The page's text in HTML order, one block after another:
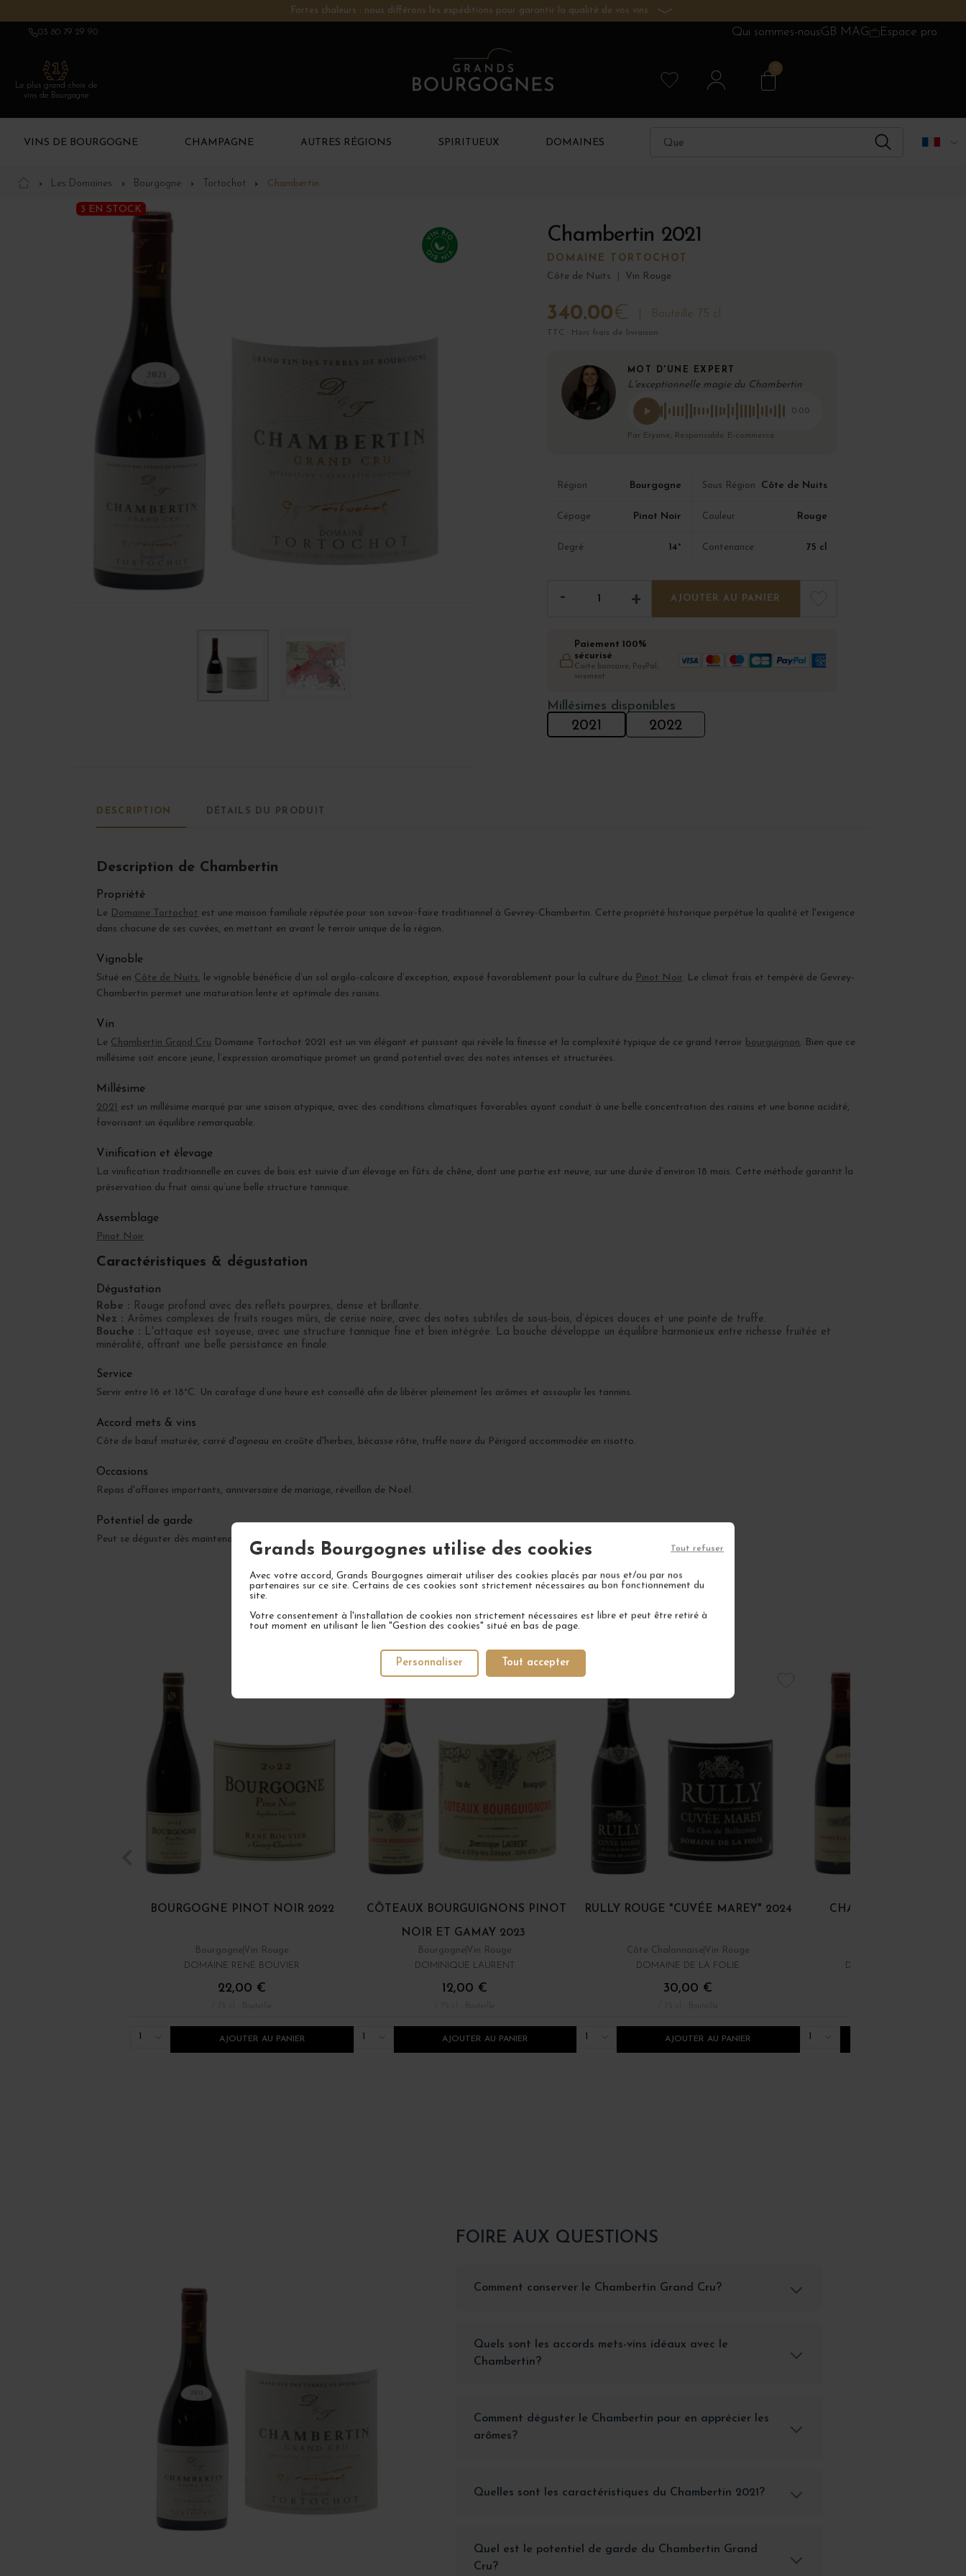
Grands Bourgognes utilise des cookies
Avec votre accord, Grands Bourgognes aimerait utiliser des cookies placés par nous et/ou par nos
partenaires sur ce site. Certains de ces cookies sont strictement nécessaires au bon fonctionnement du
site.
Votre consentement à l'installation de cookies non strictement nécessaires est libre et peut être retiré à
tout moment en utilisant le lien "Gestion des cookies" situé en bas de page.
Tout accepter
Tout refuser
Personnaliser
Fortes chaleurs : nous différons les expéditions pour garantir la qualité de vos vins.
03 80 79 29 90 Qui sommes-nousGB MAG Espace pro
Le plus grand choix de
vins de Bourgogne
0
VINS DE BOURGOGNE CHAMPAGNE AUTRES RÉGIONS SPIRITUEUX DOMAINES
Les Domaines Bourgogne Tortochot Chambertin
3 EN STOCK
Chambertin 2021
DOMAINE TORTOCHOT
Côte de Nuits
Vin Rouge
340.00€ Bouteille 75 cl
TTC · Hors frais de livraison
MOT D'UNE EXPERT
L'exceptionnelle magie du Chambertin
0:00
Par Eryane, Responsable E-commerce
Région Bourgogne Sous Région Côte de Nuits
Cépage Pinot Noir Couleur Rouge
Degré 14° Contenance 75 cl
AJOUTER AU PANIER
Paiement 100%
sécurisé
Carte bancaire, PayPal,
virement
Millésimes disponibles
2021 2022
DESCRIPTION DÉTAILS DU PRODUIT
Description de Chambertin
Propriété
Le Domaine Tortochot est une maison familiale réputée pour son savoir-faire traditionnel à Gevrey-Chambertin. Cette propriété historique perpétue la qualité et l'exigence
dans chacune de ses cuvées, en mettant en avant le terroir unique de la région.
Vignoble
Situé en Côte de Nuits, le vignoble bénéficie d’un sol argilo-calcaire d’exception, exposé favorablement pour la culture du Pinot Noir. Le climat frais et tempéré de Gevrey-
Chambertin permet une maturation lente et optimale des raisins.
Vin
Le Chambertin Grand Cru Domaine Tortochot 2021 est un vin élégant et puissant qui révèle la finesse et la complexité typique de ce grand terroir bourguignon. Bien que ce
millésime soit encore jeune, l’expression aromatique promet un grand potentiel avec des notes intenses et structurées.
Millésime
2021 est un millésime marqué par une saison atypique, avec des conditions climatiques favorables ayant conduit à une belle concentration des raisins et une bonne acidité,
favorisant un équilibre remarquable.
Vinification et élevage
La vinification traditionnelle en cuves de bois est suivie d’un élevage en fûts de chêne, dont une partie est neuve, sur une durée d’environ 18 mois. Cette méthode garantit la
préservation du fruit ainsi qu’une belle structure tannique.
Assemblage
Pinot Noir
Caractéristiques & dégustation
Dégustation
Robe : Rouge profond avec des reflets pourpres, dense et brillante.
Nez : Arômes complexes de fruits rouges mûrs, de cerise noire, avec des notes subtiles de sous-bois, d’épices douces et une pointe de truffe.
Bouche : L'attaque est soyeuse, avec une structure tannique fine et bien intégrée. La bouche développe un équilibre harmonieux entre richesse fruitée et
minéralité, offrant une belle persistance en finale.
Service
Servir entre 16 et 18°C. Un carafage d’une heure est conseillé afin de libérer pleinement les arômes et assouplir les tannins.
Accord mets & vins
Côte de bœuf maturée, carré d'agneau en croûte d'herbes, bécasse rôtie, truffe noire du Périgord accommodée en risotto.
Occasions
Repas d'affaires importants, anniversaire de mariage, réveillon de Noël.
Potentiel de garde
Peut se déguster dès maintenant après décantage, avec un apogée attendu entre 2030 et 2045.
VOTRE PROCHAIN COUP DE COEUR
BOURGOGNE PINOT NOIR 2022
Bourgogne Vin Rouge
DOMAINE RENÉ BOUVIER
22,00 €
AJOUTER AU PANIER
CÔTEAUX BOURGUIGNONS PINOT
NOIR ET GAMAY 2023
Bourgogne Vin Rouge
DOMINIQUE LAURENT
12,00 €
AJOUTER AU PANIER
RULLY ROUGE "CUVÉE MAREY" 2024
Côte Chalonnaise Vin Rouge
DOMAINE DE LA FOLIE
30,00 €
AJOUTER AU PANIER
CHAMBOLLE-MUSIGNY
DOMAINE TAUPENOT
FOIRE AUX QUESTIONS
Comment conserver le Chambertin Grand Cru?
Quels sont les accords mets-vins idéaux avec le
Chambertin?
Comment déguster le Chambertin pour en apprécier les
arômes?
Quelles sont les caractéristiques du Chambertin 2021?
Quel est le potentiel de garde du Chambertin Grand
Cru?